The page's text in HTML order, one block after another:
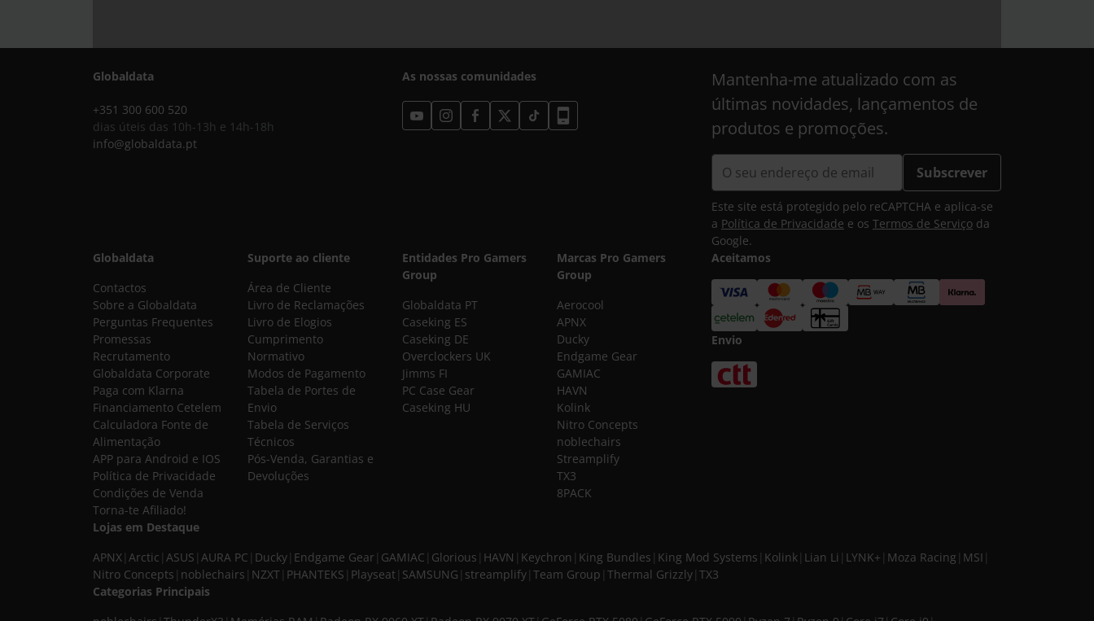
Globaldata
+351 300 600 520
dias úteis das 10h-13h e 14h-18h
info@globaldata.pt
As nossas comunidades
Mantenha-me atualizado com as
últimas novidades, lançamentos de
produtos e promoções.
Subscrever
Este site está protegido pelo reCAPTCHA e aplica-se
a Política de Privacidade e os Termos de Serviço da
Google.
Globaldata
Contactos
Sobre a Globaldata
Perguntas Frequentes
Promessas
Recrutamento
Globaldata Corporate
Paga com Klarna
Financiamento Cetelem
Calculadora Fonte de
Alimentação
APP para Android e IOS
Política de Privacidade
Condições de Venda
Torna-te Afiliado!
Suporte ao cliente
Área de Cliente
Livro de Reclamações
Livro de Elogios
Cumprimento
Normativo
Modos de Pagamento
Tabela de Portes de
Envio
Tabela de Serviços
Técnicos
Pós-Venda, Garantias e
Devoluções
Entidades Pro Gamers
Group
Globaldata PT
Caseking ES
Caseking DE
Overclockers UK
Jimms FI
PC Case Gear
Caseking HU
Marcas Pro Gamers
Group
Aerocool
APNX
Ducky
Endgame Gear
GAMIAC
HAVN
Kolink
Nitro Concepts
noblechairs
Streamplify
TX3
8PACK
Aceitamos
Envio
Lojas em Destaque
APNX Arctic ASUS AURA PC Ducky Endgame Gear GAMIAC Glorious HAVN Keychron King Bundles King Mod Systems Kolink Lian Li LYNK+ Moza Racing MSI
Nitro Concepts noblechairs NZXT PHANTEKS Playseat SAMSUNG streamplify Team Group Thermal Grizzly TX3
Categorias Principais